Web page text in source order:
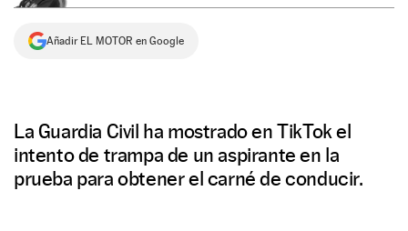
Añadir EL MOTOR en Google
La Guardia Civil ha mostrado en TikTok el
intento de trampa de un aspirante en la
prueba para obtener el carné de conducir.